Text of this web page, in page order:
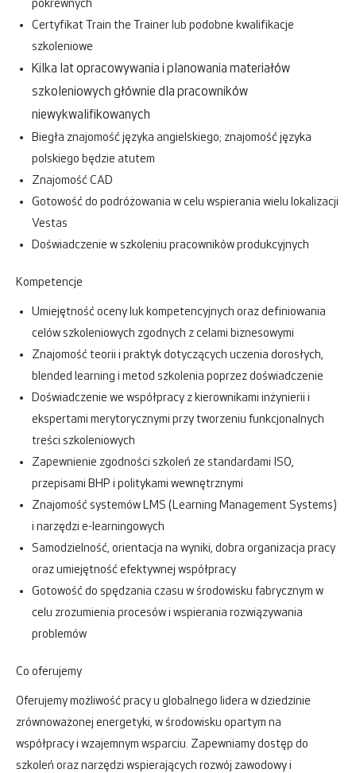
pokrewnych
Certyfikat Train the Trainer lub podobne kwalifikacje
szkoleniowe
Kilka lat opracowywania i planowania materiałów
szkoleniowych głównie dla pracowników
niewykwalifikowanych
Biegła znajomość języka angielskiego; znajomość języka
polskiego będzie atutem
Znajomość CAD
Gotowość do podróżowania w celu wspierania wielu lokalizacji
Vestas
Doświadczenie w szkoleniu pracowników produkcyjnych
Kompetencje
Umiejętność oceny luk kompetencyjnych oraz definiowania
celów szkoleniowych zgodnych z celami biznesowymi
Znajomość teorii i praktyk dotyczących uczenia dorosłych,
blended learning i metod szkolenia poprzez doświadczenie
Doświadczenie we współpracy z kierownikami inżynierii i
ekspertami merytorycznymi przy tworzeniu funkcjonalnych
treści szkoleniowych
Zapewnienie zgodności szkoleń ze standardami ISO,
przepisami BHP i politykami wewnętrznymi
Znajomość systemów LMS (Learning Management Systems)
i narzędzi e-learningowych
Samodzielność, orientacja na wyniki, dobra organizacja pracy
oraz umiejętność efektywnej współpracy
Gotowość do spędzania czasu w środowisku fabrycznym w
celu zrozumienia procesów i wspierania rozwiązywania
problemów
Co oferujemy
Oferujemy możliwość pracy u globalnego lidera w dziedzinie
zrównoważonej energetyki, w środowisku opartym na
współpracy i wzajemnym wsparciu. Zapewniamy dostęp do
szkoleń oraz narzędzi wspierających rozwój zawodowy i